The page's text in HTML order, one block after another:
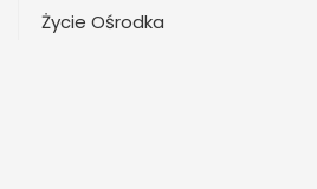
Życie Ośrodka